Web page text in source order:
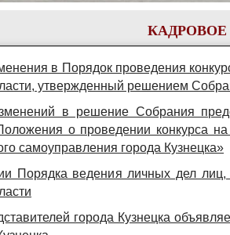
в Порядок проведения
утвержденный решением
в решение Собрания
о проведении конкурса
самоуправления города Кузнецка»
Порядка ведения личных дел
города Кузнецка